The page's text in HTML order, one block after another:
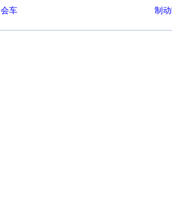
车
制